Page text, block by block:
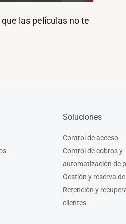
las películas no te
Soluciones
Control de acceso
Control de cobros y
automatización de
Gestión y reserva
Retención y
clientes